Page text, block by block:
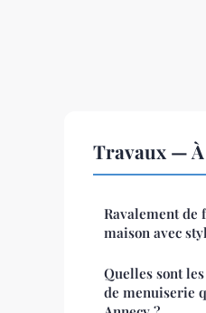
Travaux —
Ravalement de
maison avec
Quelles sont
de menuiserie